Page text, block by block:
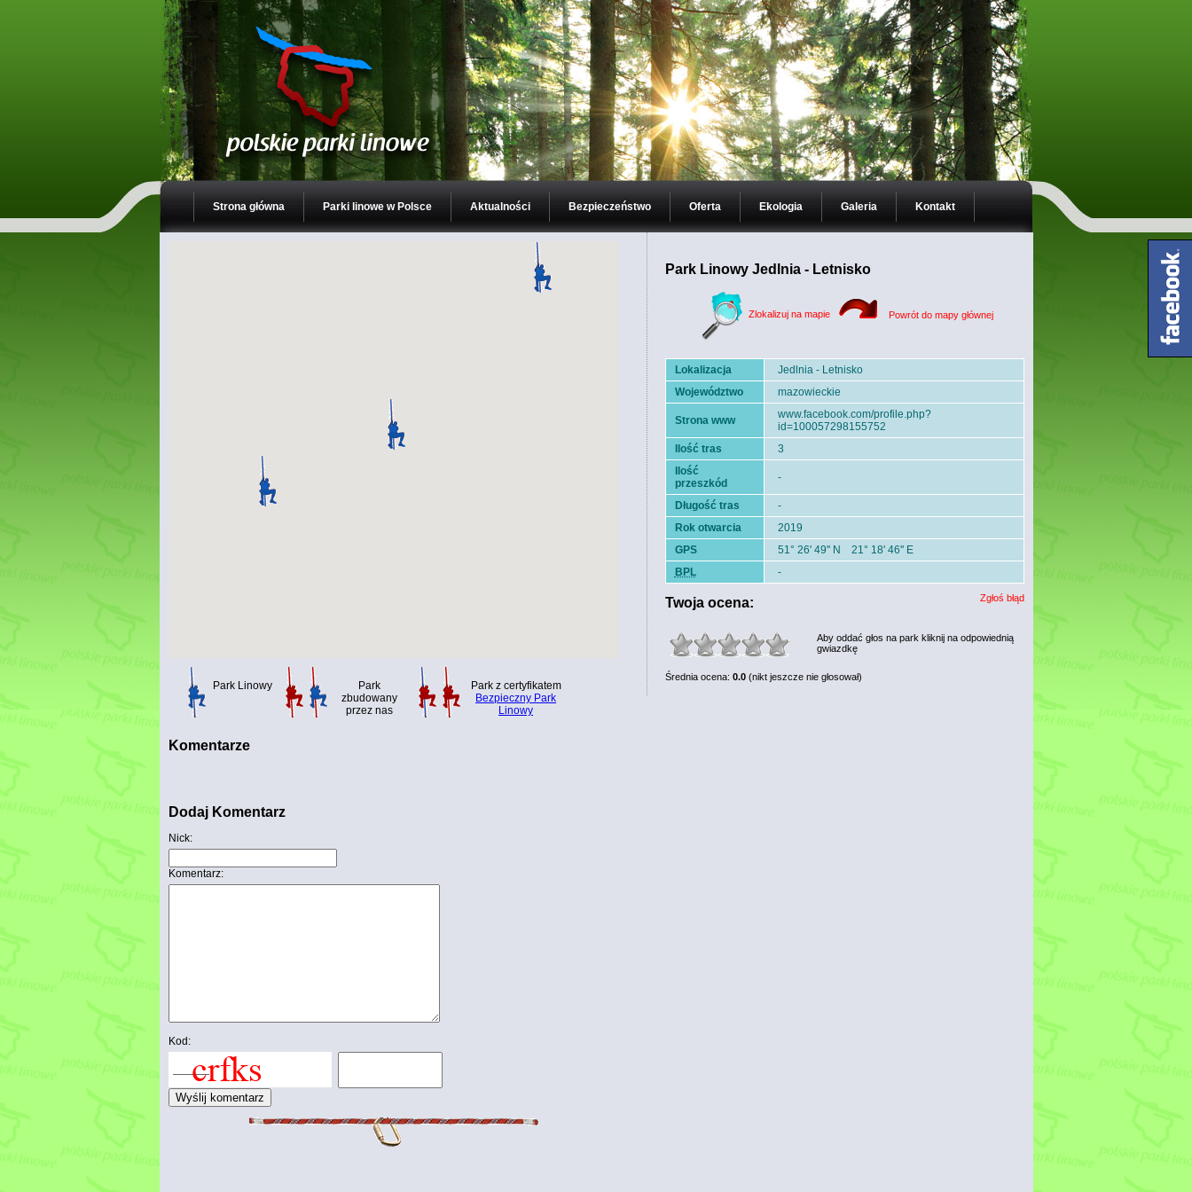
Strona główna Parki linowe w Polsce Aktualności Bezpieczeństwo Oferta Ekologia Galeria Kontakt
Park Linowy
Park
zbudowany
przez nas
Park z certyfikatem
Bezpieczny Park
Linowy
Komentarze
Dodaj Komentarz
Nick:
Komentarz:
Kod:
Park Linowy Jedlnia - Letnisko
Zlokalizuj na mapie Powrót do mapy głównej
Lokalizacja
Jedlnia - Letnisko
Województwo
mazowieckie
Strona www
www.facebook.com/profile.php?
id=100057298155752
Ilość tras
3
Ilość
przeszkód
-
Długość tras
-
Rok otwarcia
2019
GPS
51° 26' 49'' N 21° 18' 46'' E
BPL
-
Zgłoś błąd
Twoja ocena:
Aby oddać głos na park kliknij na odpowiednią
gwiazdkę
Średnia ocena: 0.0(nikt jeszcze nie głosował)